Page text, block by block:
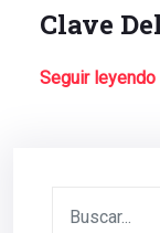
Clave
Seguir leyendo